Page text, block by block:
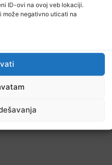
ID-ovi na ovoj veb lokaciji.
može negativno uticati na